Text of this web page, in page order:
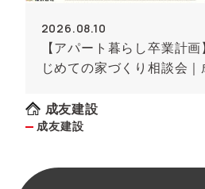
2026.08.10
【アパート暮らし卒業計
じめての家づくり相談会｜
成友建設
成友建設